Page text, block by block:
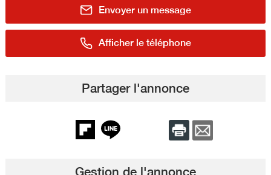
Envoyer un message
Afficher le téléphone
Partager l'annonce
Gestion de l'annonce